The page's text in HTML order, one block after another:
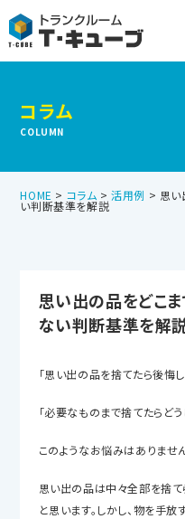
コラム
COLUMN
HOME > コラム >活用例 > 思い
い判断基準を解説
思い出の品をどこ
ない判断基準を解
「思い出の品を捨てたら後悔
「必要なものまで捨てたらどう
このようなお悩みはありませ
思い出の品は中々全部を捨て
と思います。しかし、物を手